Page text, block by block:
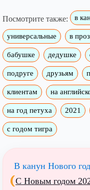
Посмотрите также: в
универсальные в
бабушке дедушке
подруге друзьям
клиентам на
на год петуха 2021
с годом тигра
В канун Нового
С Новым годом